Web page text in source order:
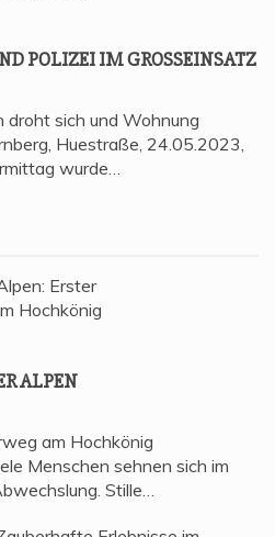
POLI­ZEI IM GROSSEINSATZ
droht sich und Wohnung
Huestraße, 24.05.2023,
wurde…
ALPEN
am Hochkönig
Menschen sehnen sich im
Stille…